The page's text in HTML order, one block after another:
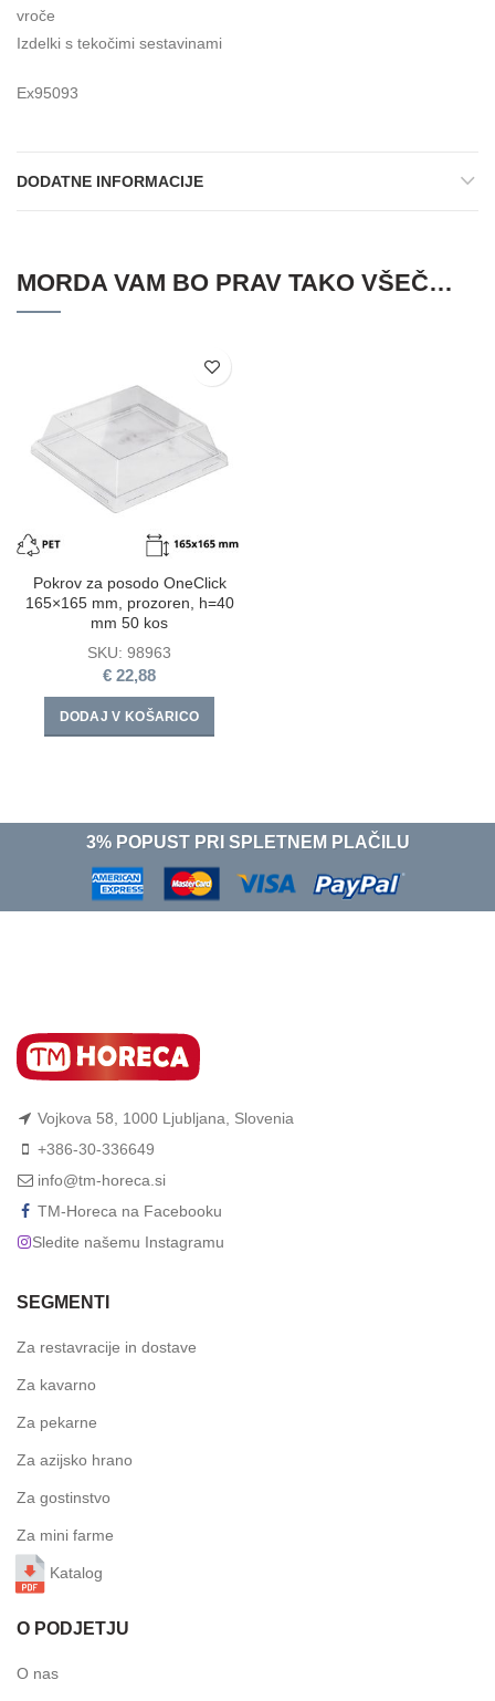
vroče
Izdelki s tekočimi sestavinami
Ex95093
DODATNE INFORMACIJE
MORDA VAM BO PRAV TAKO VŠEČ…
Pokrov za posodo OneClick
165×165 mm, prozoren, h=40
mm 50 kos
SKU: 98963
€ 22,88
DODAJ V KOŠARICO
3% POPUST PRI SPLETNEM PLAČILU
Vojkova 58, 1000 Ljubljana, Slovenia
+386-30-336649
info@tm-horeca.si
TM-Horeca na Facebooku
Sledite našemu Instagramu
SEGMENTI
Za restavracije in dostave
Za kavarno
Za pekarne
Za azijsko hrano
Za gostinstvo
Za mini farme
Katalog
O PODJETJU
O nas